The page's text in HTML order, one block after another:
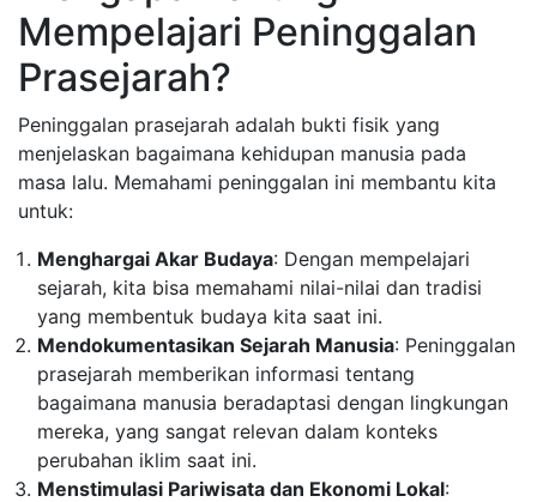
Mempelajari Peninggalan
Prasejarah?
Peninggalan prasejarah adalah bukti fisik yang
menjelaskan bagaimana kehidupan manusia pada
masa lalu. Memahami peninggalan ini membantu kita
untuk:
Menghargai Akar Budaya: Dengan mempelajari
sejarah, kita bisa memahami nilai-nilai dan tradisi
yang membentuk budaya kita saat ini.
Mendokumentasikan Sejarah Manusia: Peninggalan
prasejarah memberikan informasi tentang
bagaimana manusia beradaptasi dengan lingkungan
mereka, yang sangat relevan dalam konteks
perubahan iklim saat ini.
Menstimulasi Pariwisata dan Ekonomi Lokal: